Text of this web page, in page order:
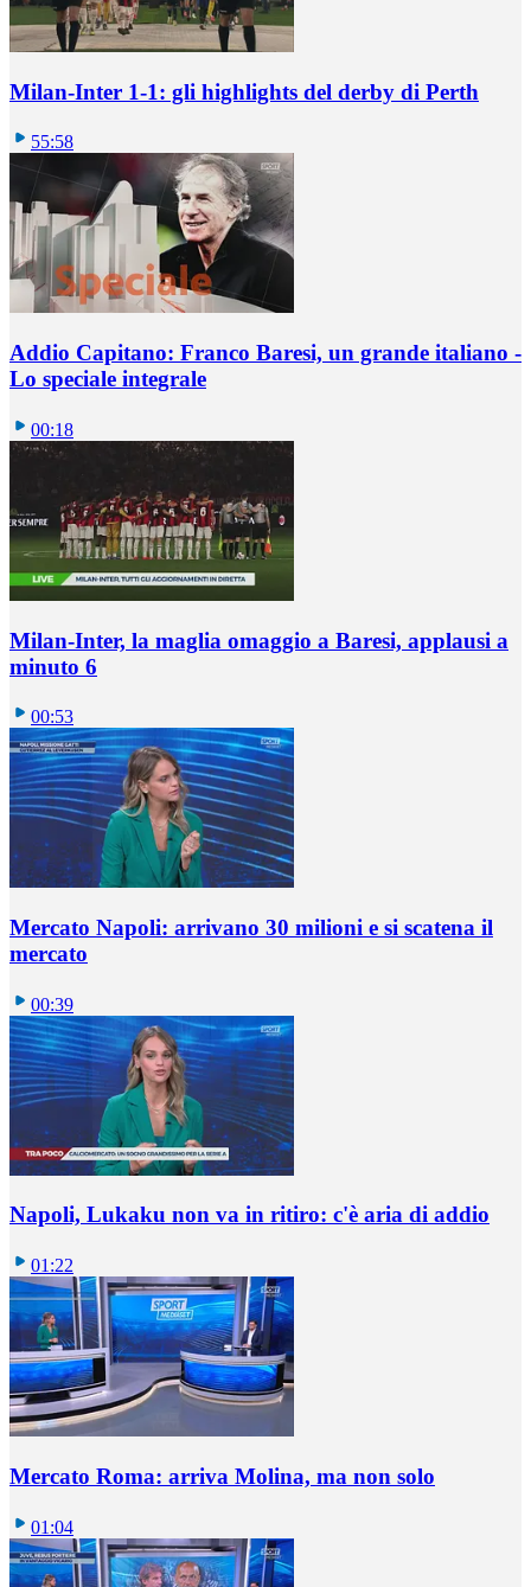
Milan-Inter 1-1: gli highlights del derby di Perth
55:58
Addio Capitano: Franco Baresi, un grande italiano -
Lo speciale integrale
00:18
Milan-Inter, la maglia omaggio a Baresi, applausi a
minuto 6
00:53
Mercato Napoli: arrivano 30 milioni e si scatena il
mercato
00:39
Napoli, Lukaku non va in ritiro: c'è aria di addio
01:22
Mercato Roma: arriva Molina, ma non solo
01:04